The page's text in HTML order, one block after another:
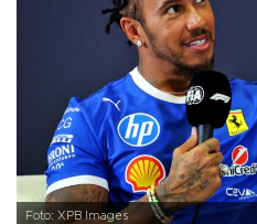
Foto: XPB Images